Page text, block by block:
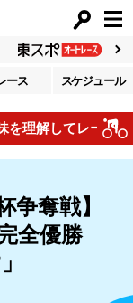
ース スケジュール
してレースで自己
争奪戦】
全優勝